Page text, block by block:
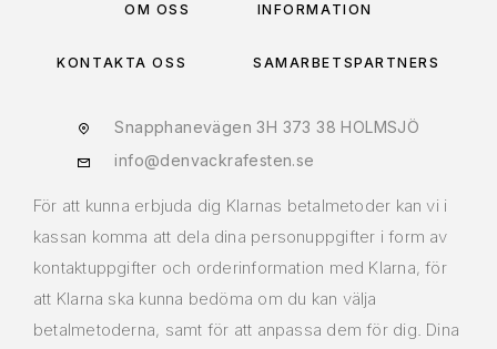
OM OSS INFORMATION
KONTAKTA OSS SAMARBETSPARTNERS
Snapphanevägen 3H 373 38 HOLMSJÖ
info@denvackrafesten.se
För att kunna erbjuda dig Klarnas betalmetoder kan vi i
kassan komma att dela dina personuppgifter i form av
kontaktuppgifter och orderinformation med Klarna, för
att Klarna ska kunna bedöma om du kan välja
betalmetoderna, samt för att anpassa dem för dig. Dina